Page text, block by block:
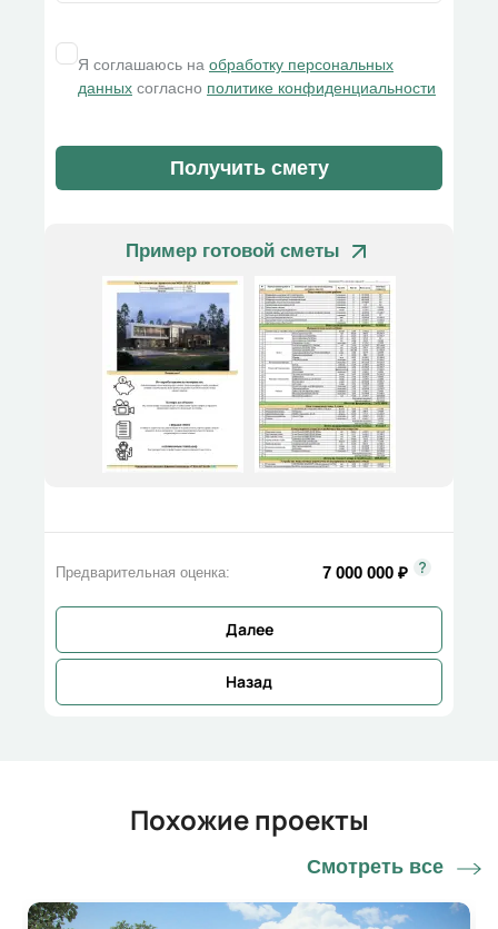
Я соглашаюсь наобработку персональных
данных согласно политике конфиденциальности
Получить смету
Пример готовой сметы
Предварительная оценка: 7 000 000 ₽
Назад
Далее
Похожие проекты
Смотреть все